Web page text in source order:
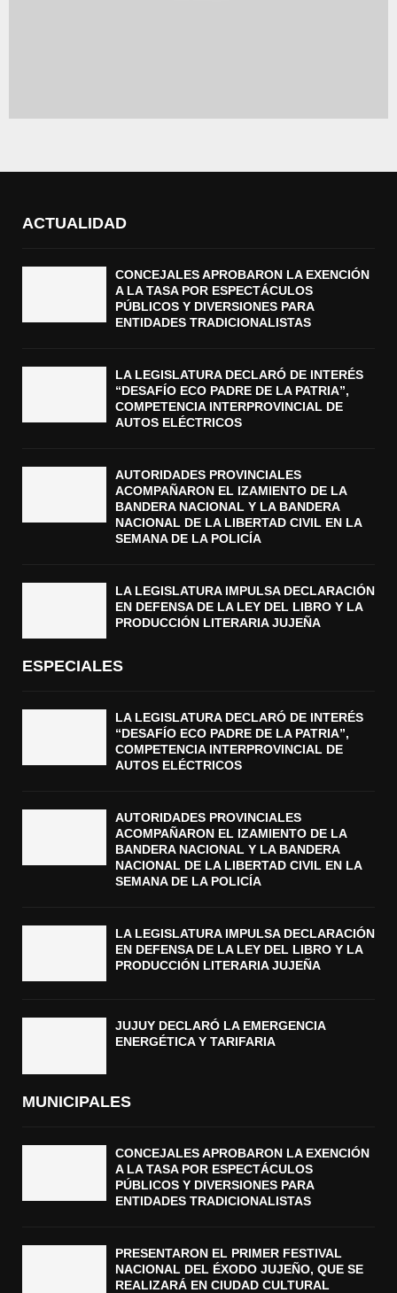
ACTUALIDAD
CONCEJALES APROBARON LA EXENCIÓN
A LA TASA POR ESPECTÁCULOS
PÚBLICOS Y DIVERSIONES PARA
ENTIDADES TRADICIONALISTAS
LA LEGISLATURA DECLARÓ DE INTERÉS
“DESAFÍO ECO PADRE DE LA PATRIA”,
COMPETENCIA INTERPROVINCIAL DE
AUTOS ELÉCTRICOS
AUTORIDADES PROVINCIALES
ACOMPAÑARON EL IZAMIENTO DE LA
BANDERA NACIONAL Y LA BANDERA
NACIONAL DE LA LIBERTAD CIVIL EN LA
SEMANA DE LA POLICÍA
LA LEGISLATURA IMPULSA DECLARACIÓN
EN DEFENSA DE LA LEY DEL LIBRO Y LA
PRODUCCIÓN LITERARIA JUJEÑA
ESPECIALES
LA LEGISLATURA DECLARÓ DE INTERÉS
“DESAFÍO ECO PADRE DE LA PATRIA”,
COMPETENCIA INTERPROVINCIAL DE
AUTOS ELÉCTRICOS
AUTORIDADES PROVINCIALES
ACOMPAÑARON EL IZAMIENTO DE LA
BANDERA NACIONAL Y LA BANDERA
NACIONAL DE LA LIBERTAD CIVIL EN LA
SEMANA DE LA POLICÍA
LA LEGISLATURA IMPULSA DECLARACIÓN
EN DEFENSA DE LA LEY DEL LIBRO Y LA
PRODUCCIÓN LITERARIA JUJEÑA
JUJUY DECLARÓ LA EMERGENCIA
ENERGÉTICA Y TARIFARIA
MUNICIPALES
CONCEJALES APROBARON LA EXENCIÓN
A LA TASA POR ESPECTÁCULOS
PÚBLICOS Y DIVERSIONES PARA
ENTIDADES TRADICIONALISTAS
PRESENTARON EL PRIMER FESTIVAL
NACIONAL DEL ÉXODO JUJEÑO, QUE SE
REALIZARÁ EN CIUDAD CULTURAL